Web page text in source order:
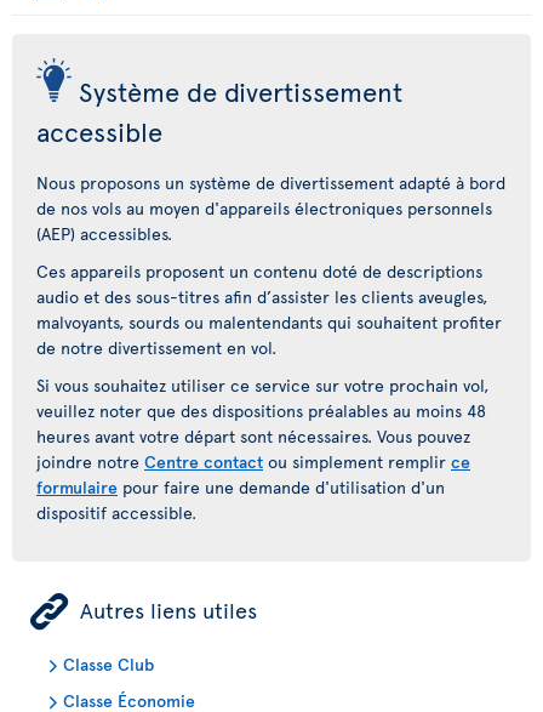
Système de divertissement
accessible
Nous proposons un système de divertissement adapté à bord
de nos vols au moyen d'appareils électroniques personnels
(AEP) accessibles.
Ces appareils proposent un contenu doté de descriptions
audio et des sous-titres afin d’assister les clients aveugles,
malvoyants, sourds ou malentendants qui souhaitent profiter
de notre divertissement en vol.
Si vous souhaitez utiliser ce service sur votre prochain vol,
veuillez noter que des dispositions préalables au moins 48
heures avant votre départ sont nécessaires. Vous pouvez
joindre notre Centre contact ou simplement remplir ce
formulaire pour faire une demande d'utilisation d'un
dispositif accessible.
ÿ Autres liens utiles
Classe Club
Classe Économie